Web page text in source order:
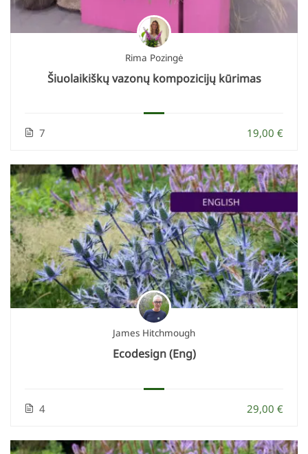
Rima Pozingė
Šiuolaikiškų vazonų kompozicijų kūrimas
7 19,00 €
James Hitchmough
Ecodesign (Eng)
4 29,00 €